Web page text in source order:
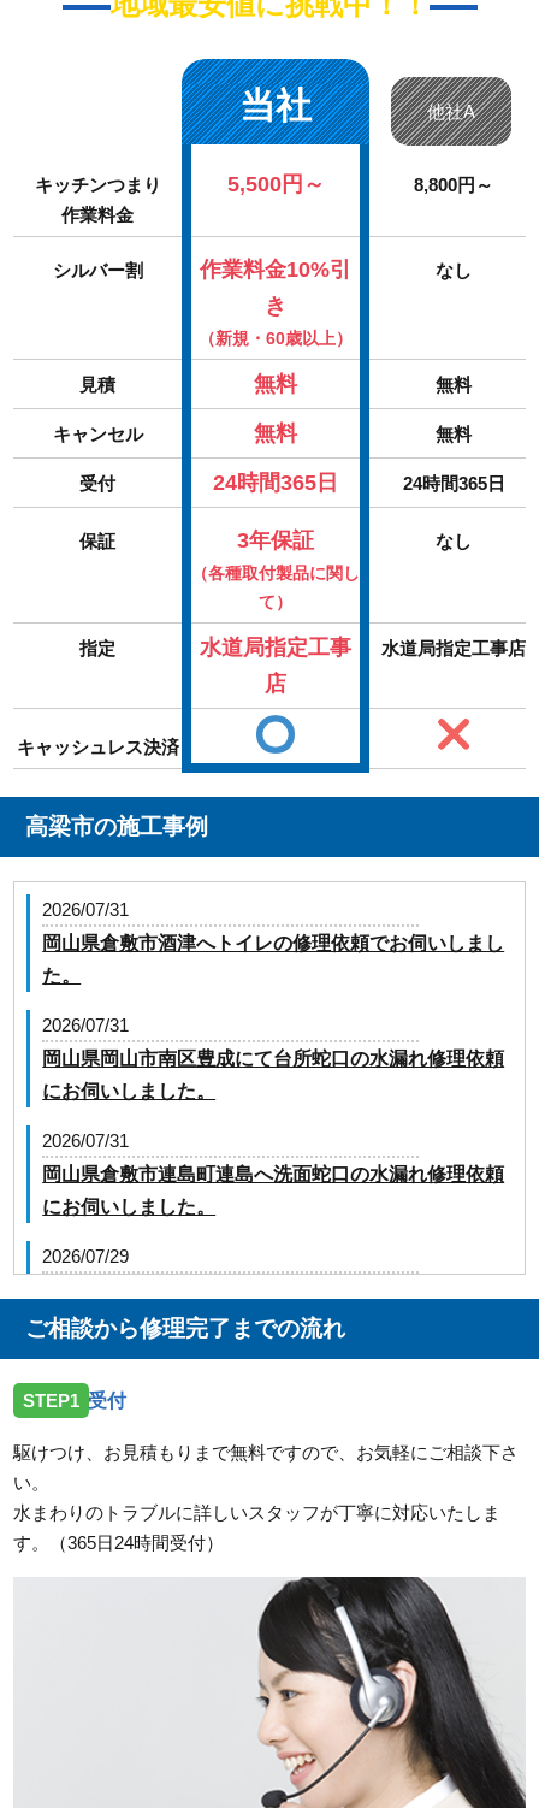
当社 他社A
キッチンつまり
作業料金
5,500円～ 8,800円～
シルバー割
作業料金10%引
き
（新規・60歳以上）
なし
見積 無料 無料
キャンセル 無料 無料
受付 24時間365日 24時間365日
保証 3年保証
（各種取付製品に関し
て）
なし
指定
水道局指定工事
店
水道局指定工事店
キャッシュレス決済
高梁市の施工事例
2026/07/31
岡山県倉敷市酒津へトイレの修理依頼でお伺いしまし
た。
2026/07/31
岡山県岡山市南区豊成にて台所蛇口の水漏れ修理依頼
にお伺いしました。
2026/07/31
岡山県倉敷市連島町連島へ洗面蛇口の水漏れ修理依頼
にお伺いしました。
2026/07/29
しました。
岡山県高梁市落合町近似へトイレの点検依頼でお伺い
岡山県和気郡和気町衣笠へ台所蛇口の点検依頼でお伺
いしました。
岡山県総社市中央へ屋外蛇口の水漏れ点検依頼でお伺
岡山県津山市神戸へ屋外井戸ポンプの点検依頼でお伺
ご相談から修理完了までの流れ
STEP1 受付
駆けつけ、お見積もりまで無料ですので、お気軽にご相談下さ
い。
水まわりのトラブルに詳しいスタッフが丁寧に対応いたしま
す。（365日24時間受付）